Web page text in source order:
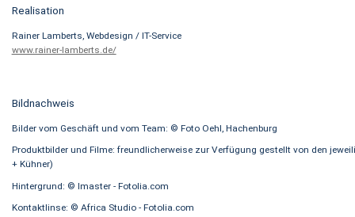
Realisation
Rainer Lamberts, Webdesign / IT-Service
www.rainer-lamberts.de/
Bildnachweis
Bilder vom Geschäft und vom Team: © Foto Oehl, Hachenburg
Produktbilder und Filme: freundlicherweise zur Verfügung gestellt von den
+ Kühner)
Hintergrund: © Imaster - Fotolia.com
Kontaktlinse: © Africa Studio - Fotolia.com